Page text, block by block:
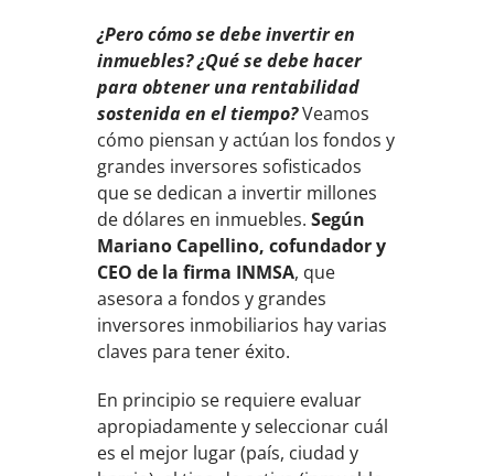
¿Pero cómo se debe invertir en
inmuebles? ¿Qué se debe hacer
para obtener una rentabilidad
sostenida en el tiempo?Veamos
cómo piensan y actúan los fondos y
grandes inversores sofisticados
que se dedican a invertir millones
de dólares en inmuebles.Según
Mariano Capellino, cofundador y
CEO de la firma INMSA, que
asesora a fondos y grandes
inversores inmobiliarios hay varias
claves para tener éxito.
En principio se requiere evaluar
apropiadamente y seleccionar cuál
es el mejor lugar (país, ciudad y